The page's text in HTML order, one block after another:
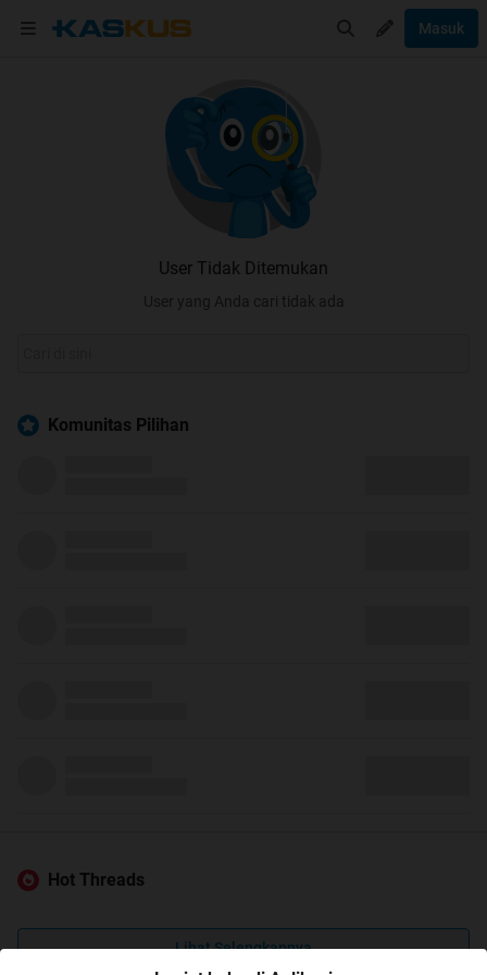
Masuk
User Tidak Ditemukan
User yang Anda cari tidak ada
Komunitas Pilihan
Hot Threads
Lihat Selengkapnya